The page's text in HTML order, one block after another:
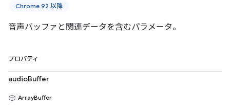
Chrome 92 以降
音声バッファと関連データを含むパラメータ。
プロパティ
audioBuffer
ArrayBuffer